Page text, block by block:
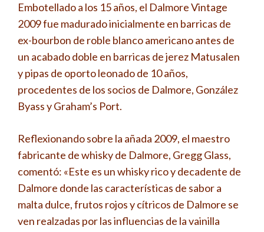
Embotellado a los 15 años, el Dalmore Vintage
2009 fue madurado inicialmente en barricas de
ex-bourbon de roble blanco americano antes de
un acabado doble en barricas de jerez Matusalen
y pipas de oporto leonado de 10 años,
procedentes de los socios de Dalmore, González
Byass y Graham’s Port.
Reflexionando sobre la añada 2009, el maestro
fabricante de whisky de Dalmore, Gregg Glass,
comentó: «Este es un whisky rico y decadente de
Dalmore donde las características de sabor a
malta dulce, frutos rojos y cítricos de Dalmore se
ven realzadas por las influencias de la vainilla